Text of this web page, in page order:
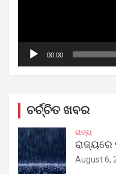
00:00
ଚର୍ଚ୍ଚିତ ଖବର
ରାଜ୍ୟ
ରାଜ୍ୟରେ
August 6,